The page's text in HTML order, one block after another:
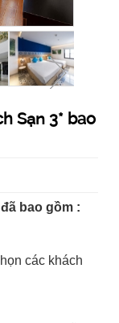
Sạn 3* bao
bao gồm :
các khách